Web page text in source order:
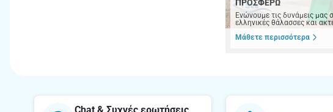
ΠΡΟΣΦΕΡΩ
Ενώνουμε τις δυνάμεις μας
ελληνικές θάλασσες και
Μάθετε περισσότερα